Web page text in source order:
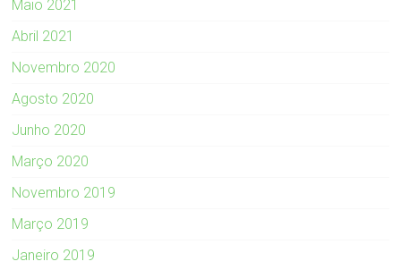
Maio 2021
Abril 2021
Novembro 2020
Agosto 2020
Junho 2020
Março 2020
Novembro 2019
Março 2019
Janeiro 2019